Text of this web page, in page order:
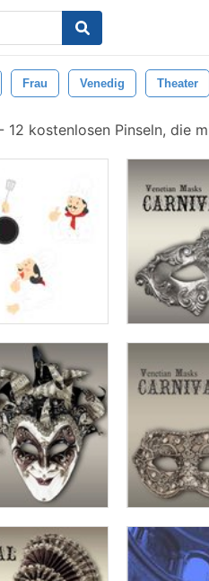
Frau Venedig Theater
- 12 kostenlosen Pinseln, die